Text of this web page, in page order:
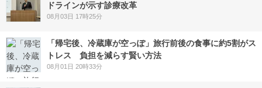
ドラインが示す診療改革
08月03日 17時25分
「帰宅後、冷蔵庫が空っぽ」旅行前後の食事に約5割がス
トレス 負担を減らす賢い方法
08月01日 20時33分